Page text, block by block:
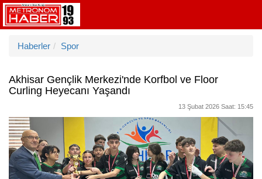
Haberler Spor
Akhisar Gençlik Merkezi'nde Korfbol ve Floor
Curling Heyecanı Yaşandı
13 Şubat 2026 Saat: 15:45